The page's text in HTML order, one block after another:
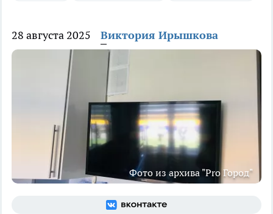
28 августа 2025 Виктория Ирышкова
Фото из архива "Pro Город"